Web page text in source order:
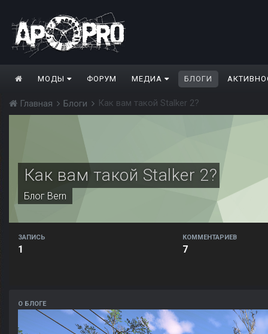
МОДЫ ФОРУМ МЕДИА БЛОГИ
Главная Блоги Как вам такой Stalker 2?
Как вам такой Stalker 2?
Блог Bern
ЗАПИСЬ
1
КОММЕНТАРИЕВ
7
О БЛОГЕ